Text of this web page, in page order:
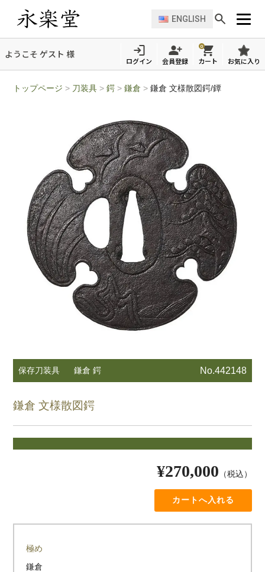
ENGLISH
ようこそ ゲスト 様
ログイン 会員登録
0
カート お気に入り
トップページ > 刀装具 >鍔 >鎌倉 >鎌倉 文様散図鍔/鐔
保存刀装具 鎌倉 鍔 No.442148
鎌倉 文様散図鍔
¥270,000 （税込）
極め
鎌倉